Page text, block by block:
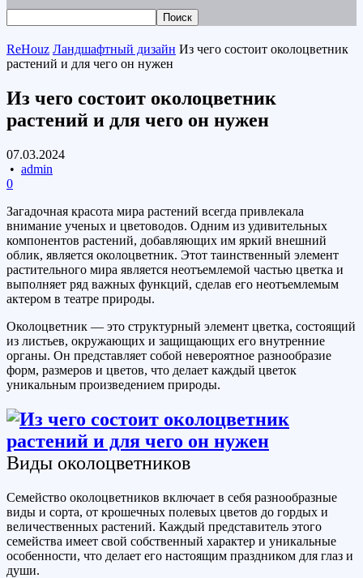
ReHouz Ландшафтный дизайн Из чего состоит околоцветник
растений и для чего он нужен
Из чего состоит околоцветник
растений и для чего он нужен
07.03.2024
• admin
0
Загадочная красота мира растений всегда привлекала
внимание ученых и цветоводов. Одним из удивительных
компонентов растений, добавляющих им яркий внешний
облик, является околоцветник. Этот таинственный элемент
растительного мира является неотъемлемой частью цветка и
выполняет ряд важных функций, сделав его неотъемлемым
актером в театре природы.
Околоцветник — это структурный элемент цветка, состоящий
из листьев, окружающих и защищающих его внутренние
органы. Он представляет собой невероятное разнообразие
форм, размеров и цветов, что делает каждый цветок
уникальным произведением природы.
Виды околоцветников
Семейство околоцветников включает в себя разнообразные
виды и сорта, от крошечных полевых цветов до гордых и
величественных растений. Каждый представитель этого
семейства имеет свой собственный характер и уникальные
особенности, что делает его настоящим праздником для глаз и
души.